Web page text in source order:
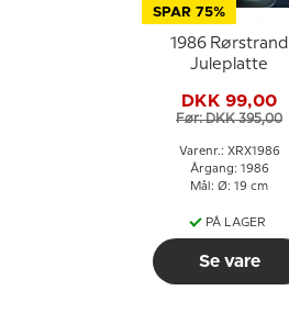
SPAR 75%
1986 Rørstrand
Juleplatte
DKK 99,00
Før: DKK 395,00
Varenr.: XRX1986
Årgang: 1986
Mål: Ø: 19 cm
PÅ LAGER
Se vare